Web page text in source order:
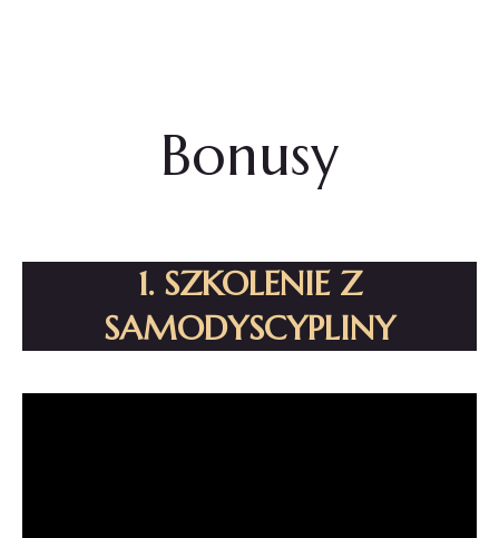
Bonusy
1. SZKOLENIE Z
SAMODYSCYPLINY